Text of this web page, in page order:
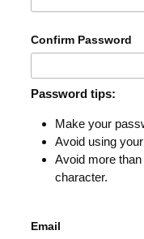
Confirm Password
Password tips:
Make your
Avoid using
Avoid more
character.
Email